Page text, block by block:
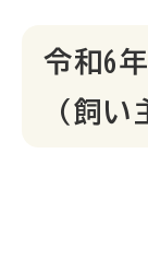
令和6
（飼い